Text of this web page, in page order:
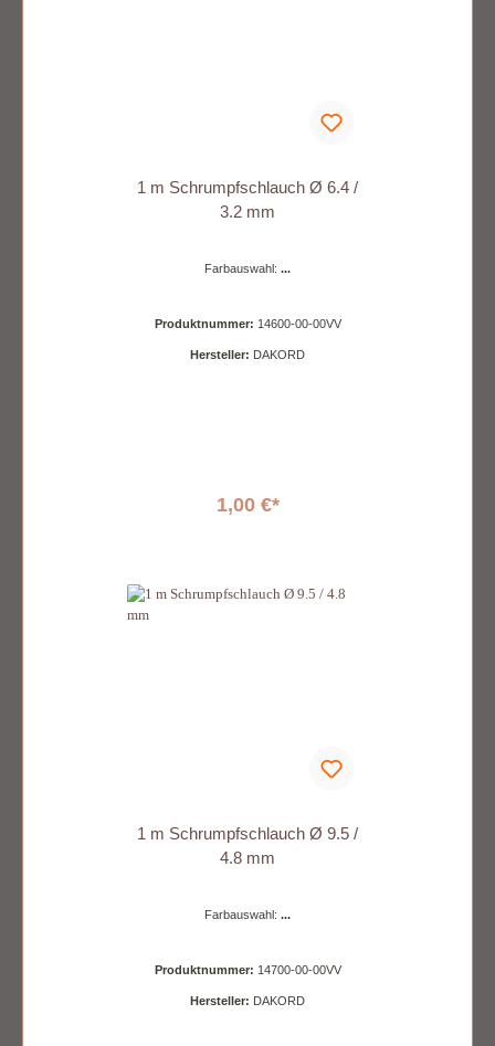
1 m Schrumpfschlauch Ø 6.4 /
3.2 mm
Farbauswahl: ...
Produktnummer: 14600-00-00VV
Hersteller: DAKORD
1,00 €*
1 m Schrumpfschlauch Ø 9.5 /
4.8 mm
Farbauswahl: ...
Produktnummer: 14700-00-00VV
Hersteller: DAKORD